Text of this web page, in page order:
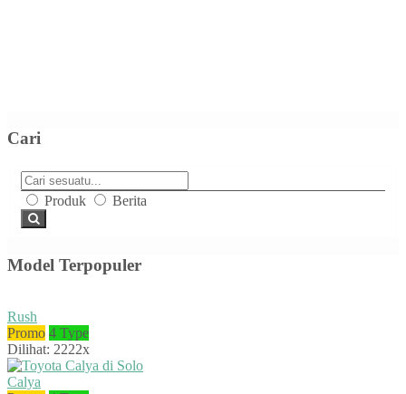
Cari
Produk Berita
Model Terpopuler
Rush
Promo 4 Type
Dilihat: 2222x
Calya